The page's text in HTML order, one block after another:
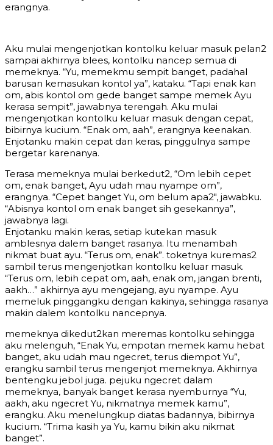
erangnya.
Aku mulai mengenjotkan kontolku keluar masuk pelan2
sampai akhirnya blees, kontolku nancep semua di
memeknya. “Yu, memekmu sempit banget, padahal
barusan kemasukan kontol ya”, kataku. “Tapi enak kan
om, abis kontol om gede banget sampe memek Ayu
kerasa sempit”, jawabnya terengah. Aku mulai
mengenjotkan kontolku keluar masuk dengan cepat,
bibirnya kucium. “Enak om, aah”, erangnya keenakan.
Enjotanku makin cepat dan keras, pinggulnya sampe
bergetar karenanya.
Terasa memeknya mulai berkedut2, “Om lebih cepet
om, enak banget, Ayu udah mau nyampe om”,
erangnya. “Cepet banget Yu, om belum apa2″, jawabku.
“Abisnya kontol om enak banget sih gesekannya”,
jawabnya lagi.
Enjotanku makin keras, setiap kutekan masuk
amblesnya dalem banget rasanya. Itu menambah
nikmat buat ayu. “Terus om, enak”. toketnya kuremas2
sambil terus mengenjotkan kontolku keluar masuk.
“Terus om, lebih cepat om, aah, enak om, jangan brenti,
aakh…” akhirnya ayu mengejang, ayu nyampe. Ayu
memeluk pinggangku dengan kakinya, sehingga rasanya
makin dalem kontolku nancepnya.
memeknya dikedut2kan meremas kontolku sehingga
aku melenguh, “Enak Yu, empotan memek kamu hebat
banget, aku udah mau ngecret, terus diempot Yu”,
erangku sambil terus mengenjot memeknya. Akhirnya
bentengku jebol juga. pejuku ngecret dalam
memeknya, banyak banget kerasa nyemburnya “Yu,
aakh, aku ngecret Yu, nikmatnya memek kamu”,
erangku. Aku menelungkup diatas badannya, bibirnya
kucium. “Trima kasih ya Yu, kamu bikin aku nikmat
banget”.